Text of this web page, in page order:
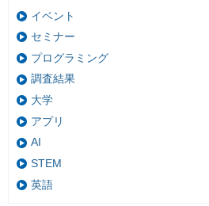
イベント
セミナー
プログラミング
調査結果
大学
アプリ
AI
STEM
英語